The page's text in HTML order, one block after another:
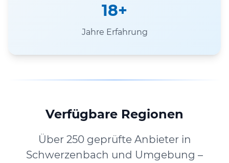
18+
Jahre Erfahrung
Verfügbare Regionen
Über 250 geprüfte Anbieter in
Schwerzenbach und Umgebung –